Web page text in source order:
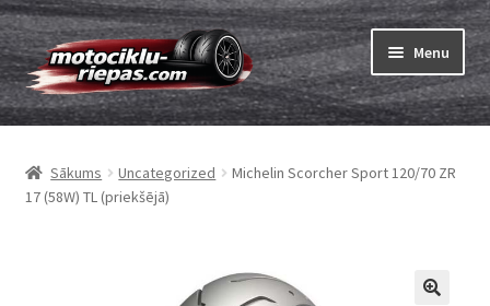
Skip
to
navigation
Skip
to
content
Menu
Riepas
Expand
menu
Kameras
Expand
Expand
Sākums Uncategorized
Michelin Scorcher Sport 120/70 ZR
17 (58W) TL (priekšējā)